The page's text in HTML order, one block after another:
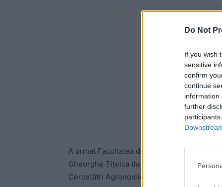
Do Not
If you wish
sensitive
confirm
continue
information
further
A urmat Facultatea de Matematică și
Gheorghe Țițeica (la matematică). La
Cercetătri Agronomice, Gheorghe Ionescu